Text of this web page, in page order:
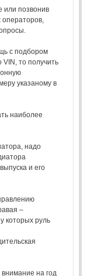
позвонив
с подбором
то получить
указаному в
наиболее
надо
и его
–
которых руль
на год